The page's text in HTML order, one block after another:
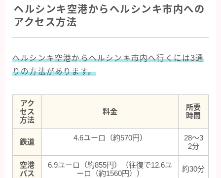
ヘルシンキ空港からヘルシンキ市内への
アクセス方法
ヘルシンキ空港からヘルシンキ市内へ行くには3通
りの方法があります。
アク
セス
方法
料金
所要
時間
鉄道 4.6ユーロ（約570円）
28〜3
2分
空港
バス
6.9ユーロ（約855円）（往復で12.6ユ
ーロ（約1560円））
約30分